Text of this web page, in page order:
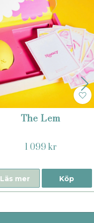
The Lem
1 099 kr
Köp
Läs mer